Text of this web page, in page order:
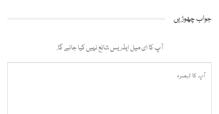
جواب چھوڑیں
آپ کا ای میل ایڈریس شائع نہیں کیا جائے گا.